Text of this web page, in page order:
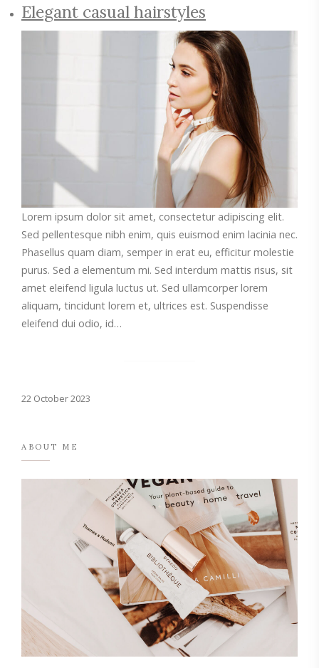
Elegant casual hairstyles
Lorem ipsum dolor sit amet, consectetur adipiscing elit.
Sed pellentesque nibh enim, quis euismod enim lacinia nec.
Phasellus quam diam, semper in erat eu, efficitur molestie
purus. Sed a elementum mi. Sed interdum mattis risus, sit
amet eleifend ligula luctus ut. Sed ullamcorper lorem
aliquam, tincidunt lorem et, ultrices est. Suspendisse
eleifend dui odio, id…
22 October 2023
ABOUT ME